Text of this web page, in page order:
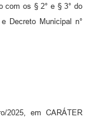
com os § 2° e § 3° do
Decreto Municipal n°
2025, em CARÁTER